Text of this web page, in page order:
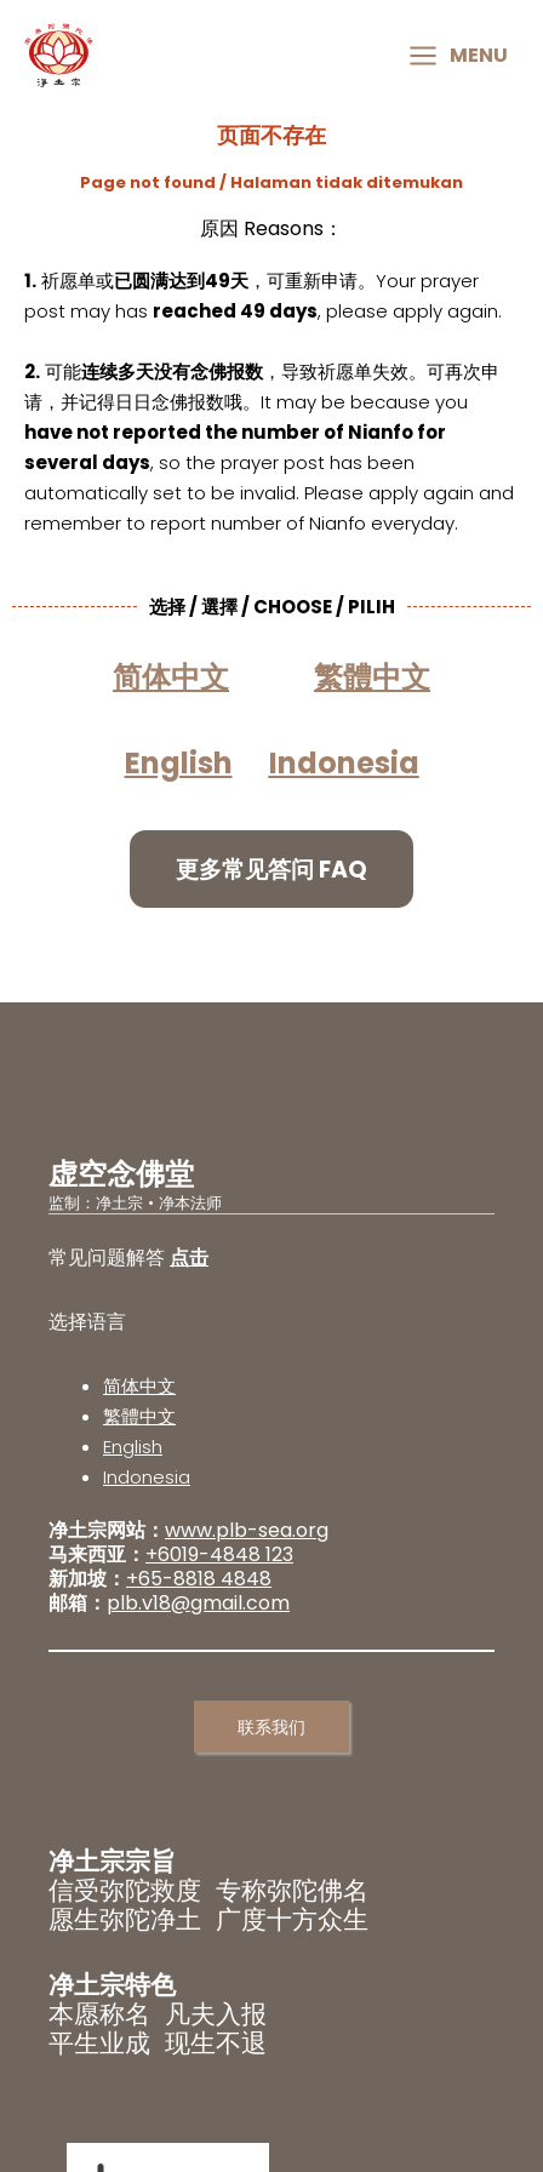
MENU
MENU
页面不存在
Page not found / Halaman tidak ditemukan
原因 Reasons：
1.祈愿单或已圆满达到49天 ，可重新申请。Your prayer
post may has reached 49 days, please apply again.
2.可能连续多天没有念佛报数 ，导致祈愿单失效。可再次申
请，并记得日日念佛报数哦。It may be because you
have not reported the number of Nianfo for
several days, so the prayer post has been
automatically set to be invalid. Please apply again and
remember to report number of Nianfo everyday.
选择 / 選擇 / CHOOSE / PILIH
简体中文 繁體中文
English Indonesia
更多常见答问 FAQ
虚空念佛堂
监制：净土宗 • 净本法师
常见问题解答 点击
选择语言
简体中文
繁體中文
English
Indonesia
净土宗网站： www.plb-sea.org
马来西亚： +6019-4848 123
新加坡： +65-8818 4848
邮箱： plb.v18@gmail.com
联系我们
净土宗宗旨
信受弥陀救度 专称弥陀佛名
愿生弥陀净土 广度十方众生
净土宗特色
本愿称名 凡夫入报
平生业成 现生不退